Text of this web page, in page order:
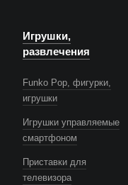
Игрушки,
развлечения
Funko Pop, фигурки,
игрушки
Игрушки управляемые
смартфоном
Приставки для
телевизора